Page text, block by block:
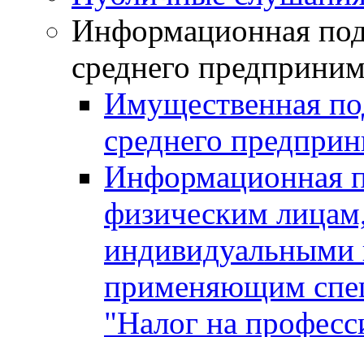
Информационная
среднего
Имущественная
среднего
Информационная
физическим
индивидуальными
применяющим
"Налог на